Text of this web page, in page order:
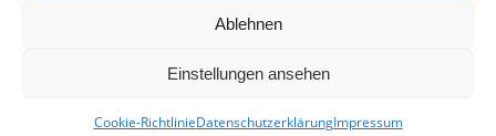
Ablehnen
Einstellungen ansehen
Cookie-RichtlinieDatenschutzerklärungImpressum
© VfR Wormatia Worms